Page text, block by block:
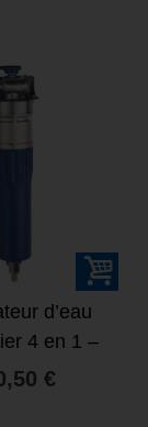
d’eau
4 en 1 –
robinet
€